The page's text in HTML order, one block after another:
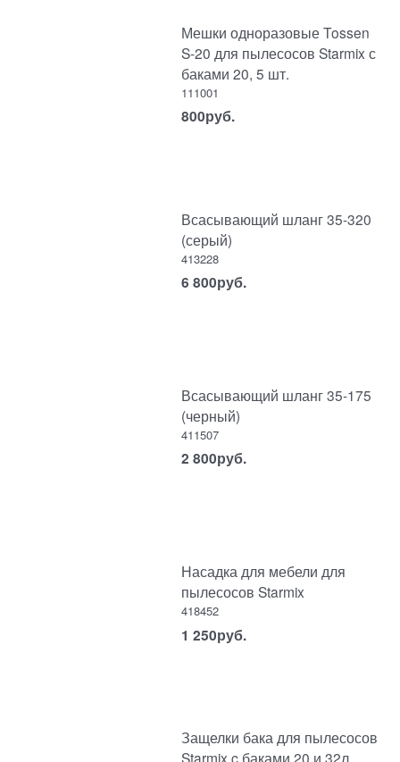
Мешки одноразовые Tossen
S-20 для пылесосов Starmix с
баками 20, 5 шт.
111001
800руб.
Всасывающий шланг 35-320
(серый)
413228
6 800руб.
Всасывающий шланг 35-175
(черный)
411507
2 800руб.
Насадка для мебели для
пылесосов Starmix
418452
1 250руб.
Защелки бака для пылесосов
Starmix c баками 20 и 32л.